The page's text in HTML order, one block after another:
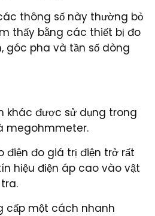
thông số này thường bỏ
thấy bằng các thiết bị đo
góc pha và tần số dòng
khác được sử dụng trong
megohmmeter.
điện đo giá trị điện trở rất
hiệu điện áp cao vào vật
cấp một cách nhanh